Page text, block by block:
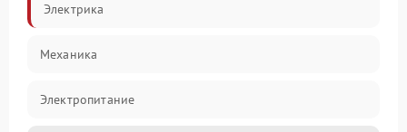
Электрика
Механика
Электропитание